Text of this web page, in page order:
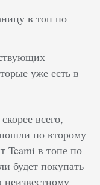
в топ по
уже есть в
всего,
по второму
Teami в топе по
будет покупать